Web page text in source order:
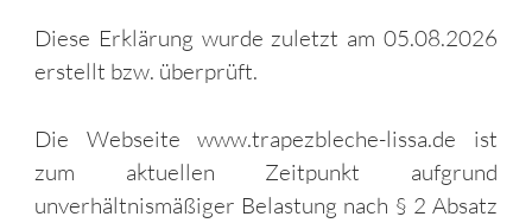
Diese Erklärung wurde zuletzt am 05.08.2026
erstellt bzw. überprüft.
Die Webseite www.trapezbleche-lissa.de ist
zum aktuellen Zeitpunkt aufgrund
unverhältnismäßiger Belastung nach § 2 Absatz